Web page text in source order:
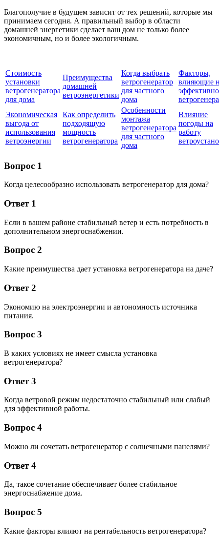
Благополучие в будущем зависит от тех решений, которые мы
принимаем сегодня. А правильный выбор в области
домашней энергетики сделает ваш дом не только более
экономичным, но и более экологичным.
Стоимость
установки
ветрогенератора
для дома
Преимущества
домашней
ветроэнергетики
Когда выбрать
ветрогенератор
для частного
дома
Факторы,
влияющие
Экономическая
выгода от
использования
ветроэнергии
Как определить
подходящую
мощность
ветрогенератора
Особенности
монтажа
ветрогенератора
для частного
дома
Влияние
погоды на
работу
Вопрос 1
Когда целесообразно использовать ветрогенератор для дома?
Ответ 1
Если в вашем районе стабильный ветер и есть потребность в
дополнительном энергоснабжении.
Вопрос 2
Какие преимущества дает установка ветрогенератора на даче?
Ответ 2
Экономию на электроэнергии и автономность источника
питания.
Вопрос 3
В каких условиях не имеет смысла установка
ветрогенератора?
Ответ 3
Когда ветровой режим недостаточно стабильный или слабый
для эффективной работы.
Вопрос 4
Можно ли сочетать ветрогенератор с солнечными панелями?
Ответ 4
Да, такое сочетание обеспечивает более стабильное
энергоснабжение дома.
Вопрос 5
Какие факторы влияют на рентабельность ветрогенератора?